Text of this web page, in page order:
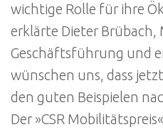
wichtige Rolle für ihre
erklärte Dieter Brübach,
Geschäftsführung und
wünschen uns, dass
den guten Beispielen
Der »CSR